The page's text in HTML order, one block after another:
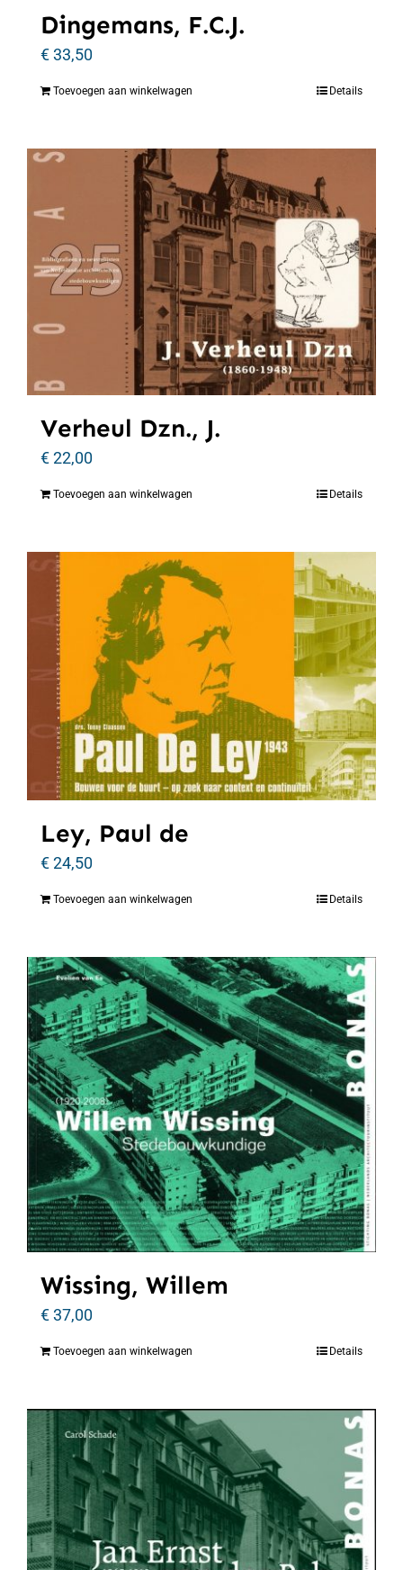
Dingemans, F.C.J.
€33,50
Toevoegen aan winkelwagen Details
Verheul Dzn., J.
€22,00
Toevoegen aan winkelwagen Details
Ley, Paul de
€24,50
Toevoegen aan winkelwagen Details
Wissing, Willem
€37,00
Toevoegen aan winkelwagen Details